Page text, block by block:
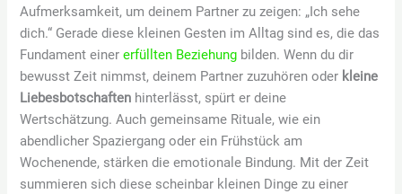
Aufmerksamkeit, um deinem Partner zu zeigen: „Ich sehe
dich.“ Gerade diese kleinen Gesten im Alltag sind es, die das
Fundament einererfüllten Beziehung bilden. Wenn du dir
bewusst Zeit nimmst, deinem Partner zuzuhören oder kleine
Liebesbotschaften hinterlässt, spürt er deine
Wertschätzung. Auch gemeinsame Rituale, wie ein
abendlicher Spaziergang oder ein Frühstück am
Wochenende, stärken die emotionale Bindung. Mit der Zeit
summieren sich diese scheinbar kleinen Dinge zu einer